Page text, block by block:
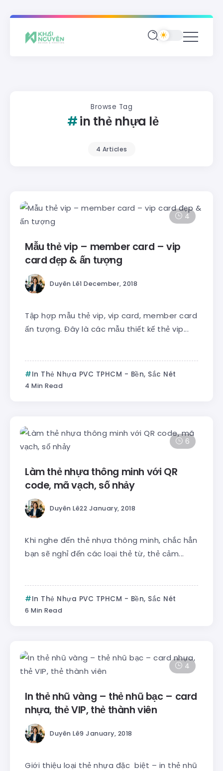
Browse Tag
in thẻ nhựa lẻ
4 Articles
4
Mẫu thẻ vip – member card – vip
card đẹp & ấn tượng
Duyên Lê1 December, 2018
Tập hợp mẫu thẻ vip, vip card, member card
ấn tượng. Đây là các mẫu thiết kế thẻ vip...
In Thẻ Nhựa PVC TPHCM - Bền, Sắc Nét
4 Min Read
6
Làm thẻ nhựa thông minh với QR
code, mã vạch, số nhảy
Duyên Lê22 January, 2018
Khi nghe đến thẻ nhựa thông minh, chắc hẳn
bạn sẽ nghỉ đến các loại thẻ từ, thẻ cảm...
In Thẻ Nhựa PVC TPHCM - Bền, Sắc Nét
6 Min Read
4
In thẻ nhũ vàng – thẻ nhũ bạc – card
nhựa, thẻ VIP, thẻ thành viên
Duyên Lê9 January, 2018
Giới thiệu loại thẻ nhựa đặc biệt – in thẻ nhũ